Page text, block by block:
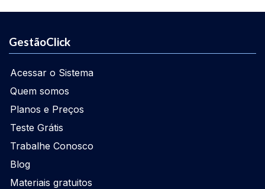
GestãoClick
Acessar o Sistema
Quem somos
Planos e Preços
Teste Grátis
Trabalhe Conosco
Blog
Materiais gratuitos